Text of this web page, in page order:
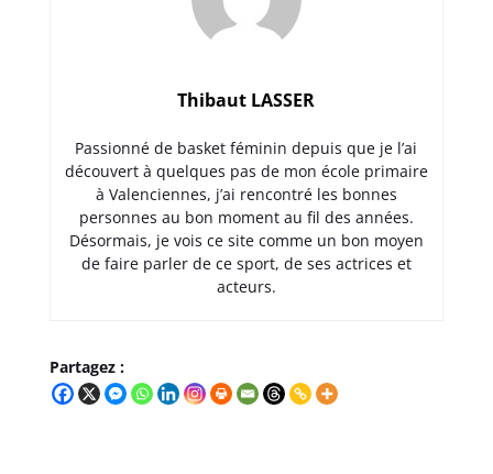
Thibaut LASSER
Passionné de basket féminin depuis que je l’ai
découvert à quelques pas de mon école primaire
à Valenciennes, j’ai rencontré les bonnes
personnes au bon moment au fil des années.
Désormais, je vois ce site comme un bon moyen
de faire parler de ce sport, de ses actrices et
acteurs.
Partagez :